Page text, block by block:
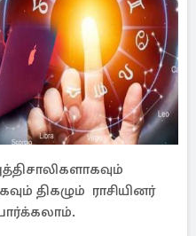
திகழும் ராசியினர்